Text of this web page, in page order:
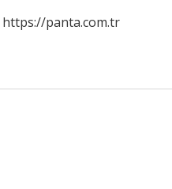
https://panta.com.tr